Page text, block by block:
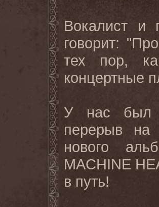
Вокалист и
говорит:
тех пор,
концертные
У нас был
перерыв на
нового
MACHINE
в путь!